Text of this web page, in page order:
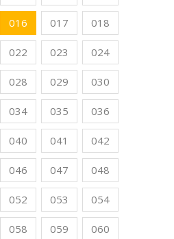
016 017 018
022 023 024
028 029 030
034 035 036
040 041 042
046 047 048
052 053 054
058 059 060